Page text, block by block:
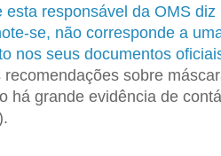
esta responsável da OMS
se, não corresponde a
nos seus documentos
recomendações sobre
há grande evidência de